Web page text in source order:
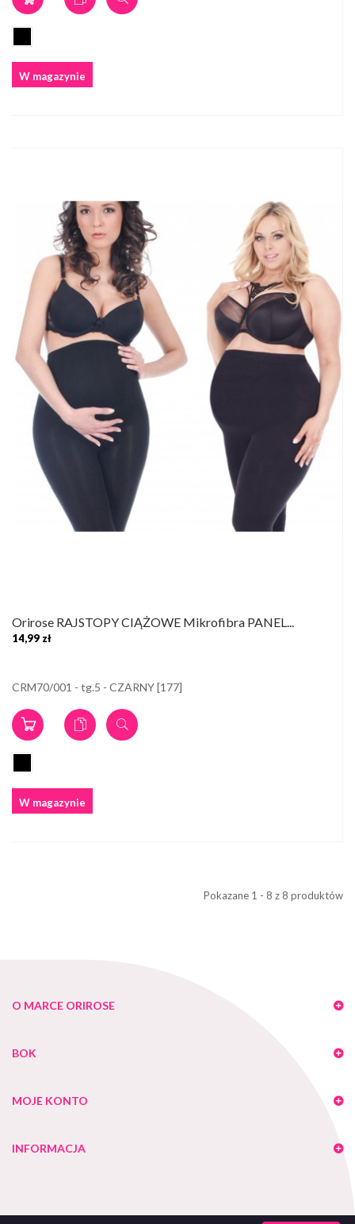
W magazynie
Orirose RAJSTOPY CIĄŻOWE Mikrofibra PANEL...
14,99 zł
CRM70/001 - tg.5 - CZARNY [177]
W magazynie
Pokazane 1 - 8 z 8 produktów
O MARCE ORIROSE
BOK
MOJE KONTO
INFORMACJA